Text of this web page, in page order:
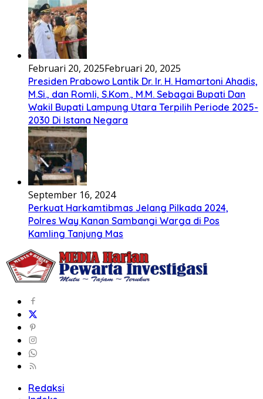
Februari 20, 2025Februari 20, 2025
Presiden Prabowo Lantik Dr. Ir. H. Hamartoni Ahadis,
M.Si., dan Romli, S.Kom., M.M. Sebagai Bupati Dan
Wakil Bupati Lampung Utara Terpilih Periode 2025-
2030 Di Istana Negara
September 16, 2024
Perkuat Harkamtibmas Jelang Pilkada 2024,
Polres Way Kanan Sambangi Warga di Pos
Kamling Tanjung Mas
Redaksi